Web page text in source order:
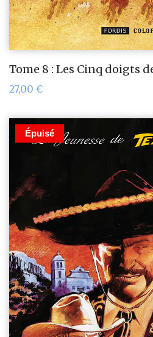
Tome 8 : Les Cinq doigts
27,00 €
Épuisé